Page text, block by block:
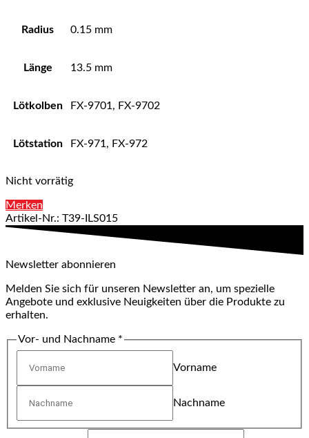
Radius 0.15 mm
Länge 13.5 mm
Lötkolben FX-9701, FX-9702
Lötstation FX-971, FX-972
Nicht vorrätig
Merken
Artikel-Nr.: T39-ILS015
Newsletter abonnieren
Melden Sie sich für unseren Newsletter an, um spezielle
Angebote und exklusive Neuigkeiten über die Produkte zu
erhalten.
Vor- und Nachname *
Vorname
Nachname